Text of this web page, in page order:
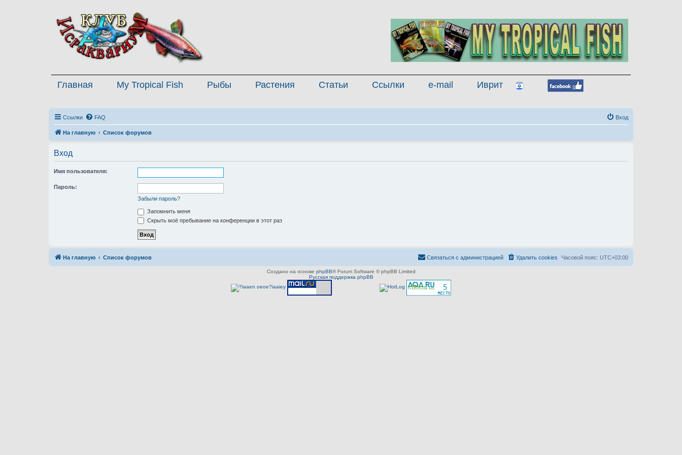
Главная My Tropical Fish Рыбы Растения Статьи Ссылки e-mail Иврит
Ссылки FAQ Вход
На главную Список форумов
Вход
Имя пользователя:
Пароль:
Забыли пароль?
Запомнить меня
Скрыть моё пребывание на конференции в этот раз
На главную Список форумов Часовой пояс: UTC+03:00
Удалить cookies
Связаться с администрацией
Создано на основе phpBB® Forum Software © phpBB Limited
Русская поддержка phpBB